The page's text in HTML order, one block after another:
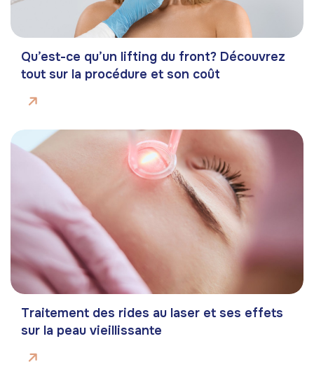
Qu’est-ce qu’un lifting du front? Découvrez
tout sur la procédure et son coût
Traitement des rides au laser et ses effets
sur la peau vieillissante